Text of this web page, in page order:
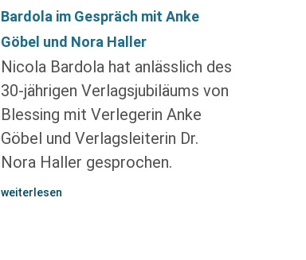
Bardola im Gespräch mit Anke
Göbel und Nora Haller
Nicola Bardola hat anlässlich des
30-jährigen Verlagsjubiläums von
Blessing mit Verlegerin Anke
Göbel und Verlagsleiterin Dr.
Nora Haller gesprochen.
weiterlesen